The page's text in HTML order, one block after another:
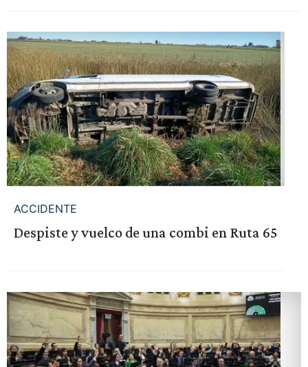
ACCIDENTE
Despiste y vuelco de una combi en Ruta 65